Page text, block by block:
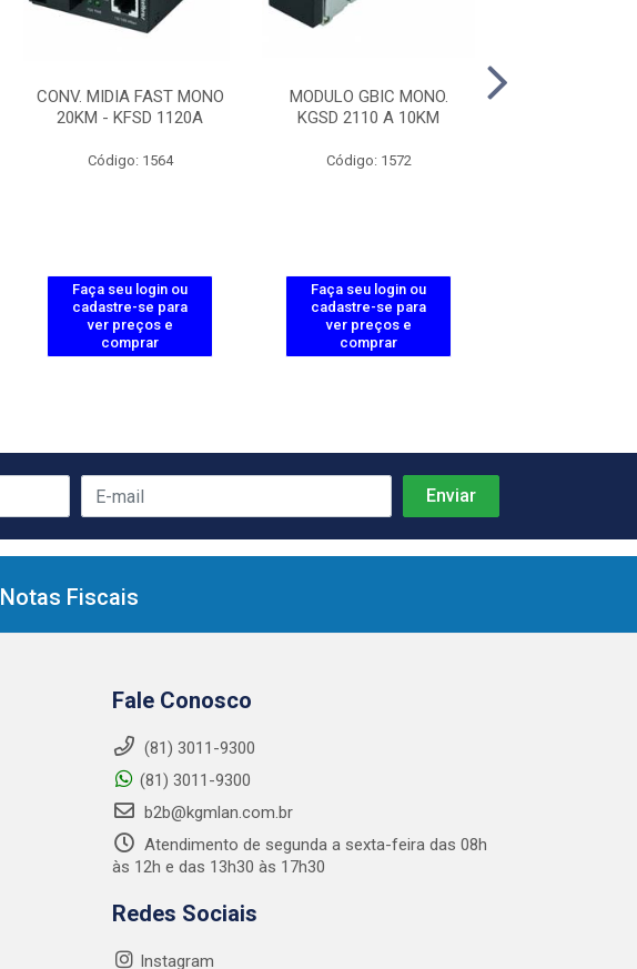
CONV. MIDIA FAST MONO
20KM - KFSD 1120A
Código: 1564
Faça seu login ou
cadastre-se para
ver preços e
comprar
MODULO GBIC MONO.
KGSD 2110 A 10KM
Código: 1572
Faça seu login ou
cadastre-se para
ver preços e
comprar
Notas Fiscais
Fale Conosco
(81) 3011-9300
(81) 3011-9300
b2b@kgmlan.com.br
Atendimento de segunda a sexta-feira das 08h
às 12h e das 13h30 às 17h30
Redes Sociais
Instagram